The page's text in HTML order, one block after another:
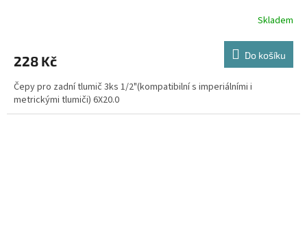
Skladem
228 Kč Do košíku
Čepy pro zadní tlumič 3ks 1/2"(kompatibilní s imperiálními i
metrickými tlumiči) 6X20.0